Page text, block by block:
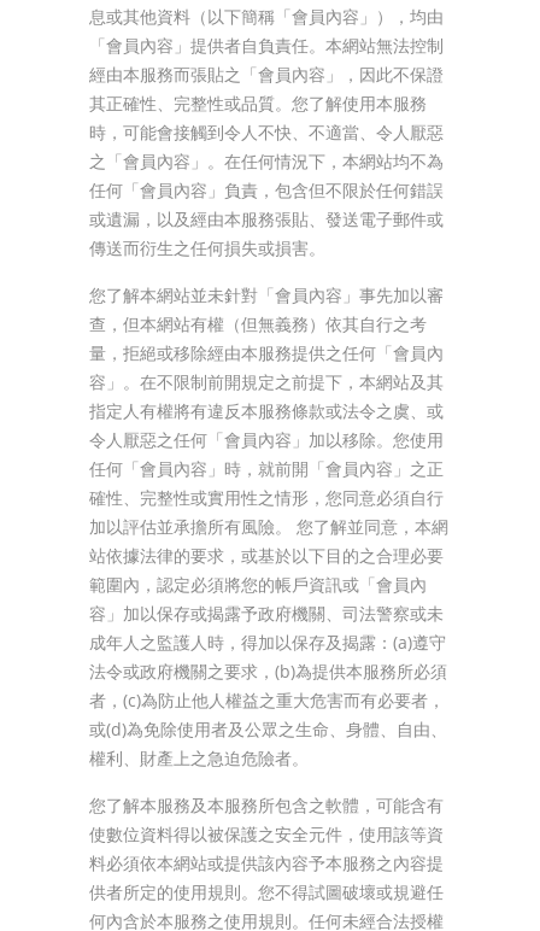
息或其他資料（以下簡稱「會員內容」），均由
「會員內容」提供者自負責任。本網站無法控制
經由本服務而張貼之「會員內容」，因此不保證
其正確性、完整性或品質。您了解使用本服務
時，可能會接觸到令人不快、不適當、令人厭惡
之「會員內容」。在任何情況下，本網站均不為
任何「會員內容」負責，包含但不限於任何錯誤
或遺漏，以及經由本服務張貼、發送電子郵件或
傳送而衍生之任何損失或損害。
您了解本網站並未針對「會員內容」事先加以審
查，但本網站有權（但無義務）依其自行之考
量，拒絕或移除經由本服務提供之任何「會員內
容」。在不限制前開規定之前提下，本網站及其
指定人有權將有違反本服務條款或法令之虞、或
令人厭惡之任何「會員內容」加以移除。您使用
任何「會員內容」時，就前開「會員內容」之正
確性、完整性或實用性之情形，您同意必須自行
加以評估並承擔所有風險。 您了解並同意，本網
站依據法律的要求，或基於以下目的之合理必要
範圍內，認定必須將您的帳戶資訊或「會員內
容」加以保存或揭露予政府機關、司法警察或未
成年人之監護人時，得加以保存及揭露：(a)遵守
法令或政府機關之要求，(b)為提供本服務所必須
者，(c)為防止他人權益之重大危害而有必要者，
或(d)為免除使用者及公眾之生命、身體、自由、
權利、財產上之急迫危險者。
您了解本服務及本服務所包含之軟體，可能含有
使數位資料得以被保護之安全元件，使用該等資
料必須依本網站或提供該內容予本服務之內容提
供者所定的使用規則。您不得試圖破壞或規避任
何內含於本服務之使用規則。任何未經合法授權